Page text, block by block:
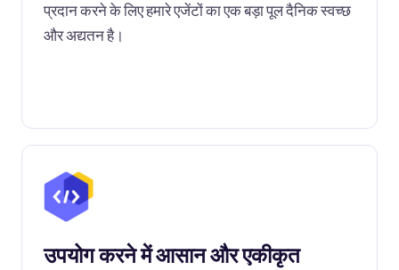
प्रदान करने के लिए हमारे एजेंटों का एक बड़ा पूल दैनिक स्वच्छ
और अद्यतन है।
उपयोग करने में आसान और एकीकृत